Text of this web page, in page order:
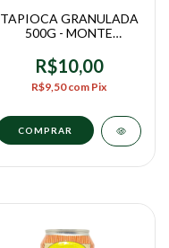
TAPIOCA GRANULADA
500G - MONTE
R$10,00
R$9,50com Pix